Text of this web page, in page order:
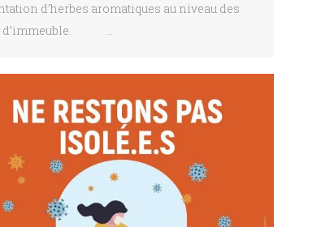
d’herbes aromatiques au niveau des
d’immeuble. …